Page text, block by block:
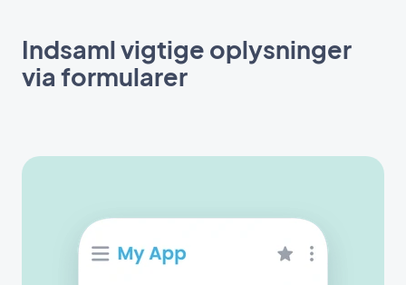
Indsaml vigtige oplysninger
via formularer